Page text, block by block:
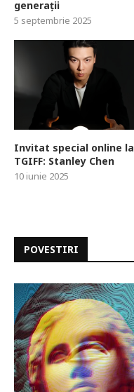
generații
5 septembrie 2025
Invitat special online la
TGIFF: Stanley Chen
10 iunie 2025
POVESTIRI